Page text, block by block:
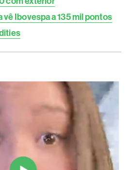
Ibovespa a 135 mil pontos